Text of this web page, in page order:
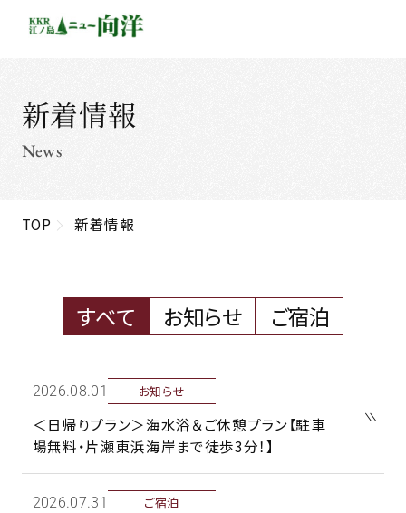
新着情報
News
TOP 新着情報
すべて お知らせ ご宿泊
＜日帰りプラン＞海水浴＆ご休憩プラン【駐車
場無料・片瀬東浜海岸まで徒歩3分！】
2026年.01日 お知らせ
2026年.31日 ご宿泊